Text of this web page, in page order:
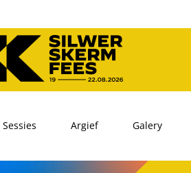
Sessies Argief Galery